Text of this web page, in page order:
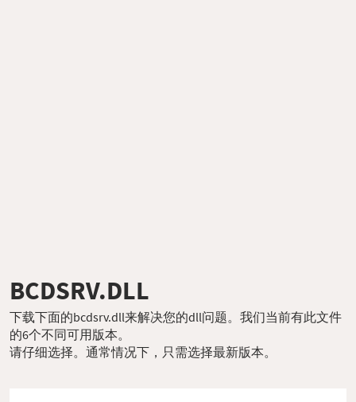
BCDSRV.DLL
下载下面的bcdsrv.dll来解决您的dll问题。我们当前有此文件
的6个不同可用版本。
请仔细选择。通常情况下，只需选择最新版本。